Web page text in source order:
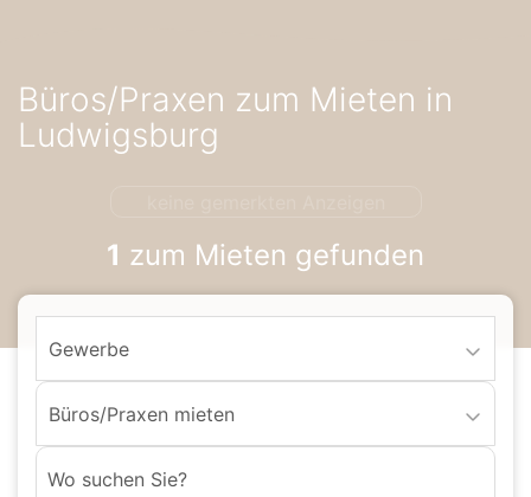
zur
Navigation
zum
Büros/Praxen zum Mieten in
Ludwigsburg
1 zum Mieten gefunden
Gewerbe
Büros/Praxen mieten